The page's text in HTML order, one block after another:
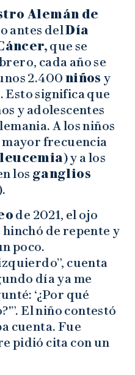
Alemán de
antes delDía
que se
cada año se
2.400 niños y
Esto significa que
y adolescentes
A los niños
mayor frecuencia
leucemia) y a los
los ganglios
de 2021, el ojo
de repente y
poco.
cuenta
día ya me
‘¿Por qué
El niño contestó
cuenta. Fue
pidió cita con un